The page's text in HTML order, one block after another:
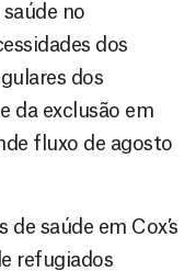
no
dos
dos
da exclusão em
fluxo de agosto
saúde em Cox’s
refugiados